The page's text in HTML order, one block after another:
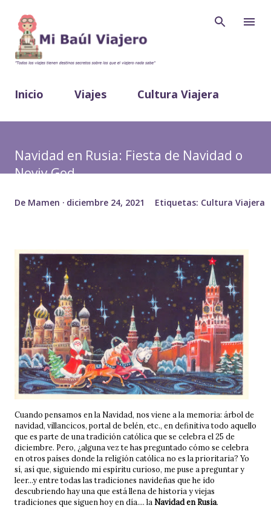
Inicio Viajes Cultura Viajera
Navidad en Rusia: Fiesta de Navidad o
Noviy God
De Mamen diciembre 24, 2021 Etiquetas: Cultura Viajera
Cuando pensamos en la Navidad, nos viene a la memoria: árbol de
navidad, villancicos, portal de belén, etc., en definitiva todo aquello
que es parte de una tradición católica que se celebra el 25 de
diciembre. Pero, ¿alguna vez te has preguntado cómo se celebra
en otros países donde la religión católica no es la prioritaria? Yo
sí, así que, siguiendo mi espíritu curioso, me puse a preguntar y
leer...y entre todas las tradiciones navideñas que he ido
descubriendo hay una que está llena de historia y viejas
tradiciones que siguen hoy en día.... la Navidad en Rusia.